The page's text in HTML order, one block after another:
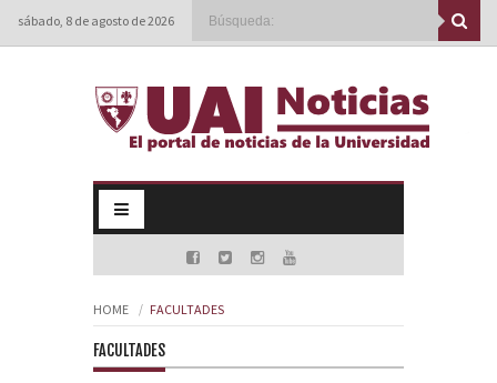
sábado, 8 de agosto de 2026
HOME FACULTADES
FACULTADES